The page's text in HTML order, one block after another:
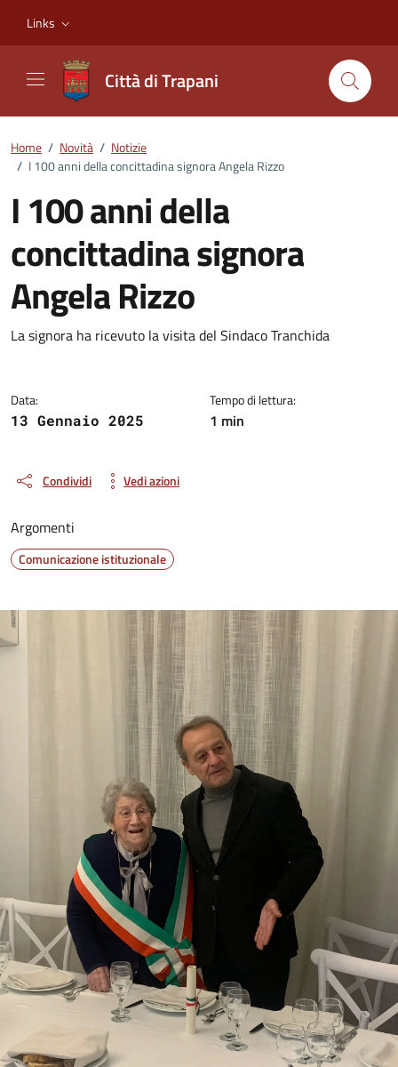
Links
Città di Trapani
Home / Novità / Notizie
/ I 100 anni della concittadina signora Angela Rizzo
I 100 anni della
concittadina signora
Angela Rizzo
Dettagli della notizia
La signora ha ricevuto la visita del Sindaco Tranchida
Data:
13 Gennaio 2025
Tempo di lettura:
1 min
Condividi Vedi azioni
Argomenti
Comunicazione istituzionale